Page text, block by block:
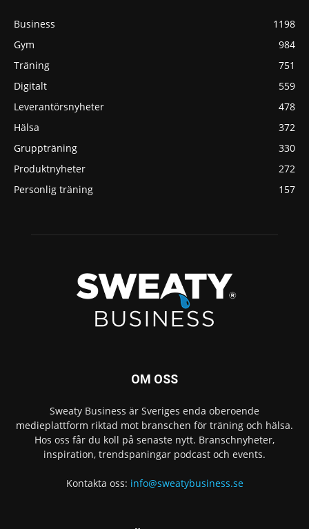
Business
1198
Gym
984
Träning
751
Digitalt
559
Leverantörsnyheter
478
Hälsa
372
Gruppträning
330
Produktnyheter
272
Personlig träning
157
OM OSS
Sweaty Business är Sveriges enda oberoende
medieplattform riktad mot branschen för träning och hälsa.
Hos oss får du koll på senaste nytt. Branschnyheter,
inspiration, trendspaningar podcast och events.
Kontakta oss: info@sweatybusiness.se